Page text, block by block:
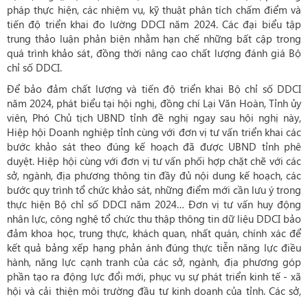
pháp thực hiện, các nhiệm vụ, kỹ thuật phân tích chấm điểm và
tiến độ triển khai đo lường DDCI năm 2024. Các đại biểu tập
trung thảo luận phản biện nhằm hạn chế những bất cập trong
quá trình khảo sát, đồng thời nâng cao chất lượng đánh giá Bộ
chỉ số DDCI.
Để bảo đảm chất lượng và tiến độ triển khai Bộ chỉ số DDCI
năm 2024, phát biểu tại hội nghị, đồng chí Lại Văn Hoàn, Tỉnh ủy
viên, Phó Chủ tịch UBND tỉnh đề nghị ngay sau hội nghị này,
Hiệp hội Doanh nghiệp tỉnh cùng với đơn vị tư vấn triển khai các
bước khảo sát theo đúng kế hoạch đã được UBND tỉnh phê
duyệt. Hiệp hội cùng với đơn vị tư vấn phối hợp chặt chẽ với các
sở, ngành, địa phương thông tin đầy đủ nội dung kế hoạch, các
bước quy trình tổ chức khảo sát, những điểm mới cần lưu ý trong
thực hiện Bộ chỉ số DDCI năm 2024… Đơn vị tư vấn huy động
nhân lực, công nghệ tổ chức thu thập thông tin dữ liệu DDCI bảo
đảm khoa học, trung thực, khách quan, nhất quán, chính xác để
kết quả bảng xếp hạng phản ánh đúng thực tiễn năng lực điều
hành, năng lực cạnh tranh của các sở, ngành, địa phương góp
phần tạo ra động lực đổi mới, phục vụ sự phát triển kinh tế - xã
hội và cải thiện môi trường đầu tư kinh doanh của tỉnh. Các sở,